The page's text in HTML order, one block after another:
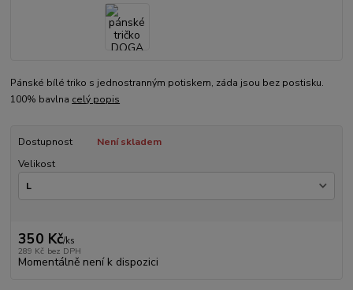
Pánské bílé triko s jednostranným potiskem, záda jsou bez postisku.
100% bavlna celý popis
Dostupnost
Není skladem
Velikost
350 Kč/ks
289 Kč bez DPH
Momentálně není k dispozici